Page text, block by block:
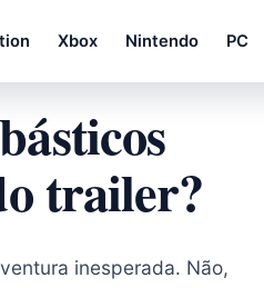
Xbox Nintendo PC
trailer?
inesperada. Não,